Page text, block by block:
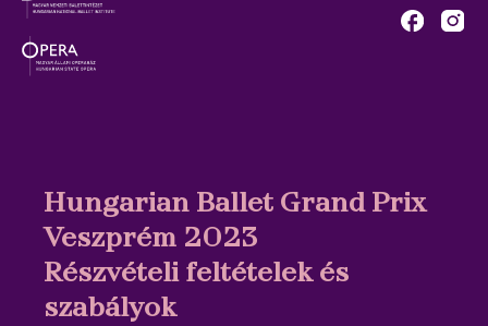
Hungarian Ballet Grand Prix
Veszprém 2023
Részvételi feltételek és
szabályok